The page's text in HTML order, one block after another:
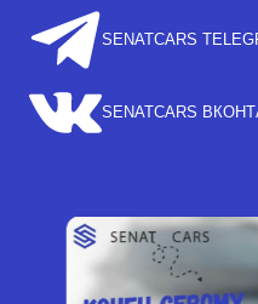
SENATCARS
SENATCARS